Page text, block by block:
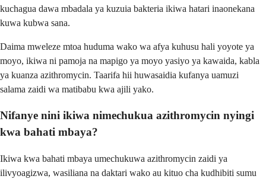
kuchagua dawa mbadala ya kuzuia bakteria ikiwa hatari inaonekana
kuwa kubwa sana.
Daima mweleze mtoa huduma wako wa afya kuhusu hali yoyote ya
moyo, ikiwa ni pamoja na mapigo ya moyo yasiyo ya kawaida, kabla
ya kuanza azithromycin. Taarifa hii huwasaidia kufanya uamuzi
salama zaidi wa matibabu kwa ajili yako.
Nifanye nini ikiwa nimechukua azithromycin nyingi
kwa bahati mbaya?
Ikiwa kwa bahati mbaya umechukuwa azithromycin zaidi ya
ilivyoagizwa, wasiliana na daktari wako au kituo cha kudhibiti sumu